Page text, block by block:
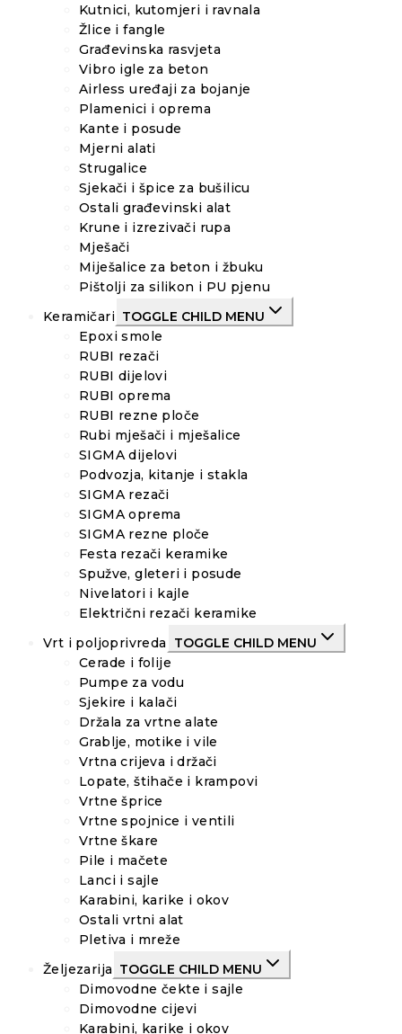
Kutnici, kutomjeri i ravnala
Žlice i fangle
Građevinska rasvjeta
Vibro igle za beton
Airless uređaji za bojanje
Plamenici i oprema
Kante i posude
Mjerni alati
Strugalice
Sjekači i špice za bušilicu
Ostali građevinski alat
Krune i izrezivači rupa
Mješači
Miješalice za beton i žbuku
Pištolji za silikon i PU pjenu
Keramičari TOGGLE CHILD MENU
Epoxi smole
RUBI rezači
RUBI dijelovi
RUBI oprema
RUBI rezne ploče
Rubi mješači i mješalice
SIGMA dijelovi
Podvozja, kitanje i stakla
SIGMA rezači
SIGMA oprema
SIGMA rezne ploče
Festa rezači keramike
Spužve, gleteri i posude
Nivelatori i kajle
Električni rezači keramike
Vrt i poljoprivreda
TOGGLE CHILD MENU
Cerade i folije
Pumpe za vodu
Sjekire i kalači
Držala za vrtne alate
Grablje, motike i vile
Vrtna crijeva i držači
Lopate, štihače i krampovi
Vrtne šprice
Vrtne spojnice i ventili
Vrtne škare
Pile i mačete
Lanci i sajle
Karabini, karike i okov
Ostali vrtni alat
Pletiva i mreže
Željezarija TOGGLE CHILD MENU
Dimovodne čekte i sajle
Dimovodne cijevi
Karabini, karike i okov